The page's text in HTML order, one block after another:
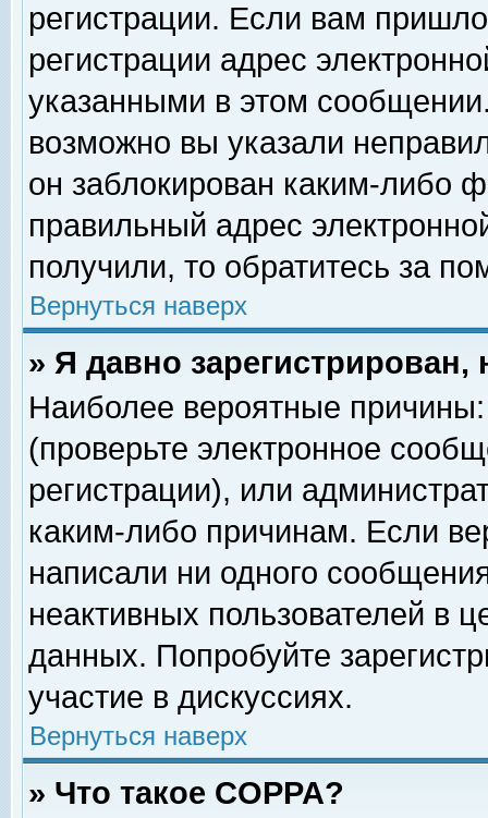
регистрации. Если вам
регистрации адрес
указанными в этом
возможно вы указали
он заблокирован каким-либо
правильный адрес
получили, то обратитесь за
Вернуться наверх
» Я давно
Наиболее вероятные
(проверьте электронное
регистрации), или
каким-либо причинам. Если
написали ни одного
неактивных пользователей в
данных. Попробуйте
участие в дискуссиях.
Вернуться наверх
» Что такое COPPA?